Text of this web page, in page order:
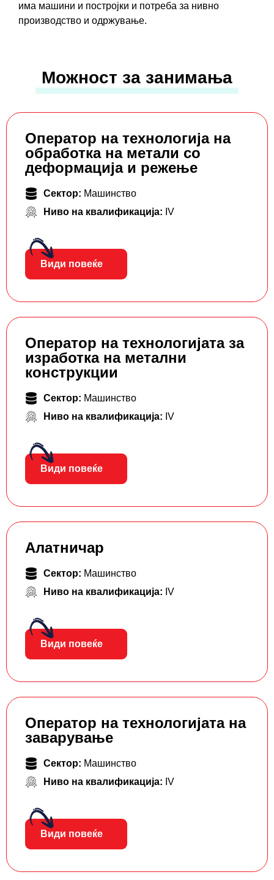
има машини и постројки и потреба за нивно
производство и одржување.
Можност за занимања
Оператор на технологија на
обработка на метали со
деформација и режење
Сектор: Машинство
Ниво на квалификација: IV
Види повеќе
Оператор на технологијата за
изработка на метални
конструкции
Сектор: Машинство
Ниво на квалификација: IV
Види повеќе
Алатничар
Сектор: Машинство
Ниво на квалификација: IV
Види повеќе
Оператор на технологијата на
заварување
Сектор: Машинство
Ниво на квалификација: IV
Види повеќе